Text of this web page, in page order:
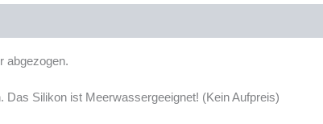
abgezogen.
Silikon ist Meerwassergeeignet! (Kein Aufpreis)